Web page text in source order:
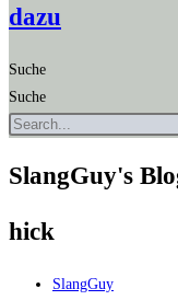
dazu
Suche
Suche
SlangGuy's
hick
SlangGuy